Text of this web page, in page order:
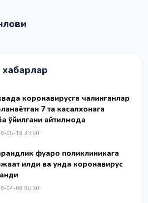
коронавирусга чалинганлар
7 та касалхонага
қўйилгани айтилмоқда
05-18 23:50
фуқаро поликлиникага
қилди ва унда коронавирус
04-08 06:30